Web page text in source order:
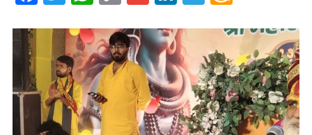
List